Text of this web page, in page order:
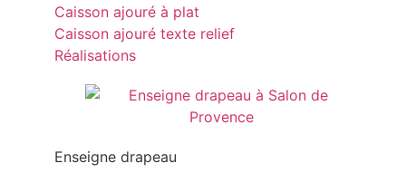
Caisson ajouré à plat
Caisson ajouré texte relief
Réalisations
Enseigne drapeau